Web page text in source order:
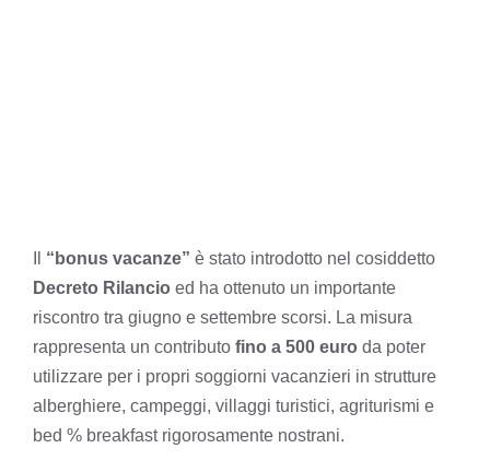
“bonus vacanze” è stato introdotto nel cosiddetto
Decreto Rilancio ed ha ottenuto un importante
riscontro tra giugno e settembre scorsi. La misura
rappresenta un contributo fino a 500 euro da poter
utilizzare per i propri soggiorni vacanzieri in strutture
alberghiere, campeggi, villaggi turistici, agriturismi e
bed % breakfast rigorosamente nostrani.